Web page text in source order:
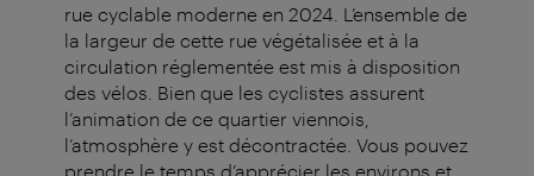
rue cyclable moderne en 2024. L’ensemble de
la largeur de cette rue végétalisée et à la
circulation réglementée est mis à disposition
des vélos. Bien que les cyclistes assurent
l’animation de ce quartier viennois,
l’atmosphère y est décontractée. Vous pouvez
prendre le temps d’apprécier les environs et